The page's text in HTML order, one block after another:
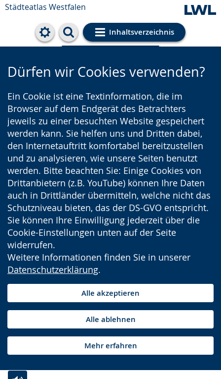
Städteatlas Westfalen
Inhaltsverzeichnis
Cookie-Einstellungen
Dürfen wir Cookies verwenden?
Ein Cookie ist eine Textinformation, die im
Browser auf dem Endgerät des Betrachters
jeweils zu einer besuchten Website gespeichert
werden kann. Sie helfen uns und Dritten dabei,
den Internetauftritt komfortabel bereitzustellen
und zu analysieren, wie unsere Seiten benutzt
werden. Bitte beachten Sie: Einige Cookies von
Drittanbietern (z.B. YouTube) können Ihre Daten
auch in Drittländer übermitteln, welche nicht das
Schutzniveau bieten, das der DS-GVO entspricht.
Sie können Ihre Einwilligung jederzeit über die
Cookie-Einstellungen unten auf der Seite
widerrufen.
Weitere Informationen finden Sie in unserer
Datenschutzerklärung.
Alle akzeptieren
Alle ablehnen
Mehr erfahren